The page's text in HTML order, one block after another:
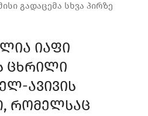
გადაცემა სხვა პირზე
ᲘᲐᲤᲘ
ᲪᲮᲠᲘᲚᲘ
ᲐᲕᲘᲕᲘᲡ
ᲠᲝᲛᲔᲚᲡᲐᲪ